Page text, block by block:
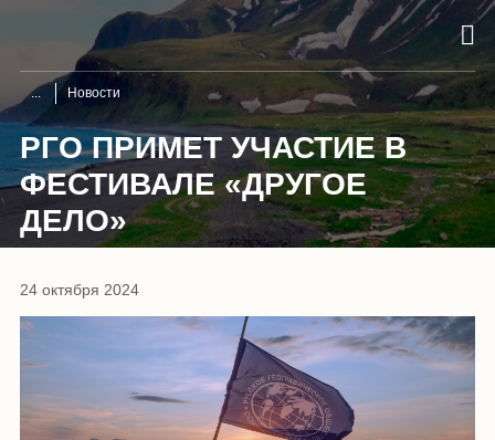
Новости
РГО ПРИМЕТ УЧАСТИЕ В
ФЕСТИВАЛЕ «ДРУГОЕ
ДЕЛО»
24 октября 2024